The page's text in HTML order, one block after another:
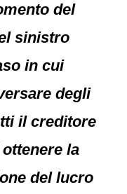
del
sinistro
in cui
degli
il creditore
la
del lucro